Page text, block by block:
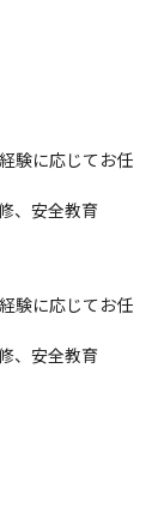
験に応じてお任
、安全教育
験に応じてお任
、安全教育